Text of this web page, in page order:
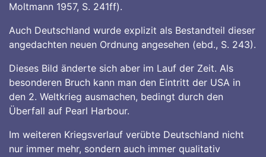
Moltmann 1957, S. 241ff).
Auch Deutschland wurde explizit als Bestandteil dieser
angedachten neuen Ordnung angesehen (ebd., S. 243).
Dieses Bild änderte sich aber im Lauf der Zeit. Als
besonderen Bruch kann man den Eintritt der USA in
den 2. Weltkrieg ausmachen, bedingt durch den
Überfall auf Pearl Harbour.
Im weiteren Kriegsverlauf verübte Deutschland nicht
nur immer mehr, sondern auch immer qualitativ